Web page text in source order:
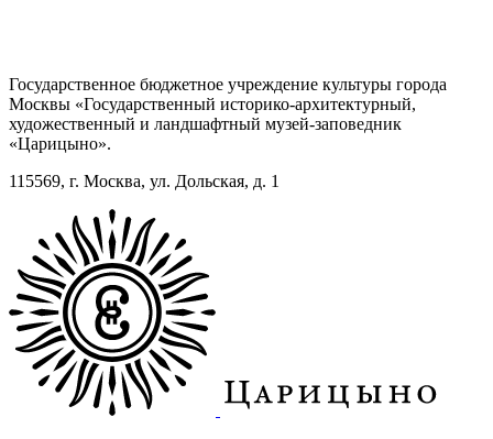
Государственное бюджетное учреждение культуры города
Москвы «Государственный историко-архитектурный,
художественный и ландшафтный музей-заповедник
«Царицыно».
115569, г. Москва, ул. Дольская, д. 1